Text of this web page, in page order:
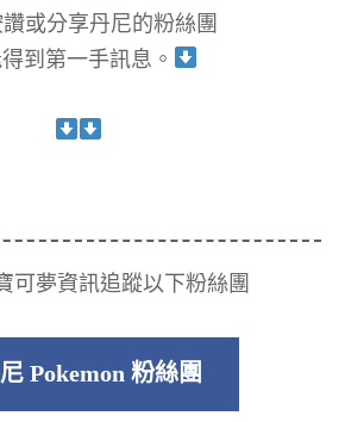
或分享丹尼的粉絲團
到第一手訊息。
可夢資訊追蹤以下粉絲團
Pokemon 粉絲團